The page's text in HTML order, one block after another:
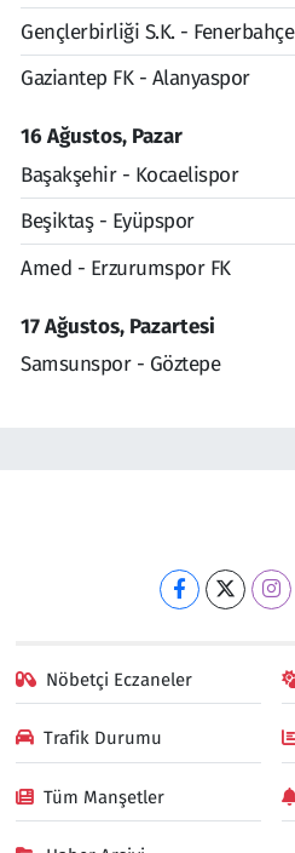
Gençlerbirliği S.K. - Fenerbahçe
Gaziantep FK - Alanyaspor
16 Ağustos, Pazar
Başakşehir - Kocaelispor
Beşiktaş - Eyüpspor
Amed - Erzurumspor FK
17 Ağustos, Pazartesi
Samsunspor - Göztepe
Nöbetçi Eczaneler
Trafik Durumu
Tüm Manşetler